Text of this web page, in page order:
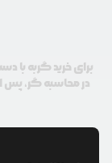
برای خرید گربه با
در محاسبه گر، پس